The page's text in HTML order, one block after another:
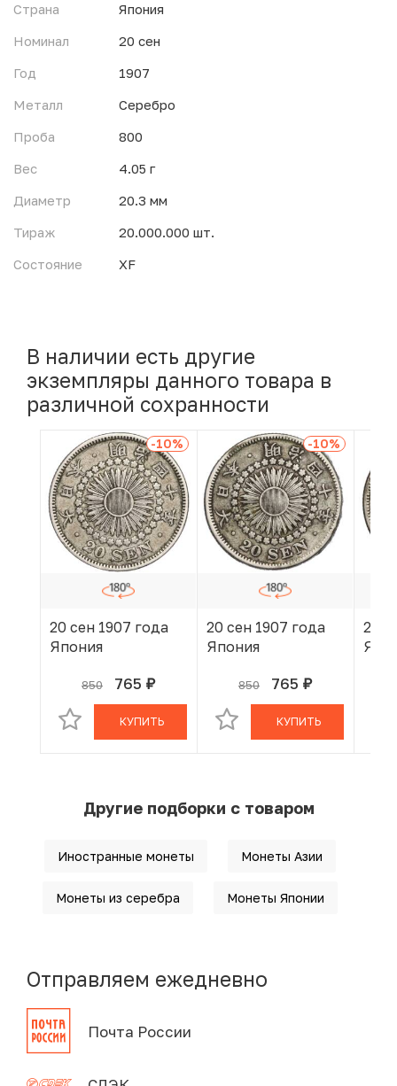
1дн. ч.
Страна
Япония
Номинал
20 сен
Год
1907
Металл
Серебро
Проба
800
Вес
4.05 г
Диаметр
20.3 мм
Тираж
20.000.000 шт.
Состояние
XF
В наличии есть другие
экземпляры данного товара в
различной сохранности
-10%
20 сен 1907 года
Япония
850 765 руб.
В КОРЗИНЕ
КУПИТЬ
-10%
20 сен 1907 года
Япония
850 765 руб.
В КОРЗИНЕ
КУПИТЬ
20
Другие подборки с товаром
Иностранные монеты Монеты Азии
Монеты из серебра Монеты Японии
Отправляем ежедневно
Почта России